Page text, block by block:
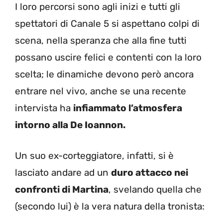
I loro percorsi sono agli inizi e tutti gli
spettatori di Canale 5 si aspettano colpi di
scena, nella speranza che alla fine tutti
possano uscire felici e contenti con la loro
scelta; le dinamiche devono però ancora
entrare nel vivo, anche se una recente
intervista ha infiammato l’atmosfera
intorno alla De Ioannon.
Un suo ex-corteggiatore, infatti, si è
lasciato andare ad un duro attacco nei
confronti di Martina, svelando quella che
(secondo lui) è la vera natura della tronista: